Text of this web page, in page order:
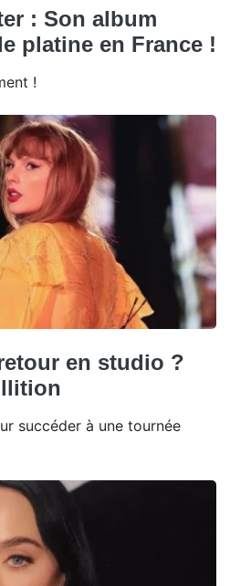
: Son album
platine en France !
!
en studio ?
succéder à une tournée